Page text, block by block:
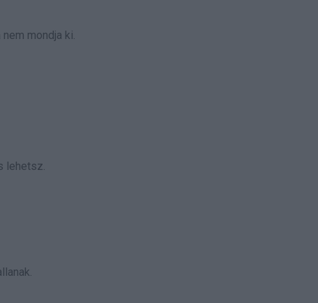
mondja ki.
lehetsz.